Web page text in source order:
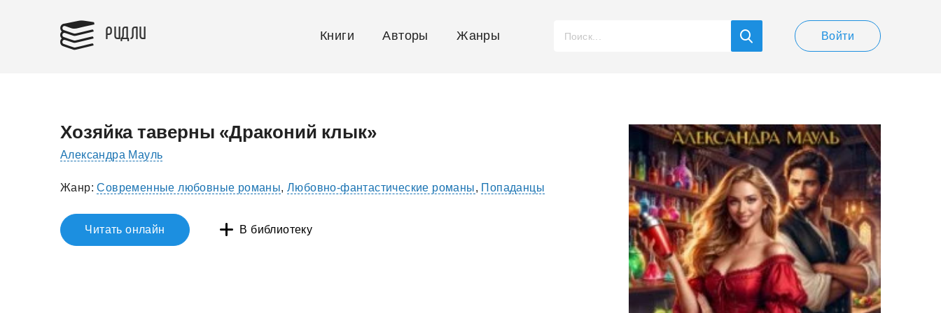
РИДЛИ Книги Авторы Жанры Войти
Хозяйка таверны «Драконий клык»
Александра Мауль
Жанр:Современные любовные романы,Любовно-фантастические романы, Попаданцы
Читать онлайн В библиотеку